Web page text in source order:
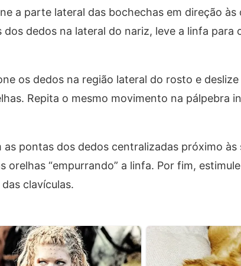
a parte lateral das bochechas em direção às
dedos na lateral do nariz, leve a linfa para
os dedos na região lateral do rosto e
Repita o mesmo movimento na pálpebra
pontas dos dedos centralizadas próximo às
“empurrando” a linfa. Por fim,
clavículas.